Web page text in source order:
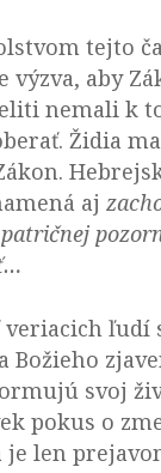
tejto
výzva, aby
nemali k
Židia
aj
ľudí
Božieho
svoj
pokus o
je len